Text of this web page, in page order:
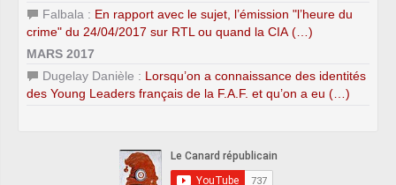
Falbala : En rapport avec le sujet, l’émission "l’heure du
crime" du 24/04/2017 sur RTL ou quand la CIA (…)
MARS 2017
Dugelay Danièle : Lorsqu’on a connaissance des identités
des Young Leaders français de la F.A.F. et qu’on a eu (…)